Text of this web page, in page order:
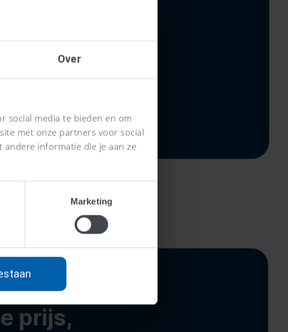
Over
social media te bieden en om
met onze partners voor social
andere informatie die je aan ze
Marketing
prijs,